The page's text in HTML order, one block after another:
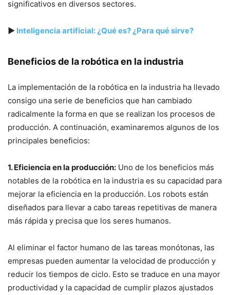
significativos en diversos sectores.
▶ Inteligencia artificial: ¿Qué es? ¿Para qué sirve?
Beneficios de la robótica en la industria
La implementación de la robótica en la industria ha llevado
consigo una serie de beneficios que han cambiado
radicalmente la forma en que se realizan los procesos de
producción. A continuación, examinaremos algunos de los
principales beneficios:
1. Eficiencia en la producción: Uno de los beneficios más
notables de la robótica en la industria es su capacidad para
mejorar la eficiencia en la producción. Los robots están
diseñados para llevar a cabo tareas repetitivas de manera
más rápida y precisa que los seres humanos.
Al eliminar el factor humano de las tareas monótonas, las
empresas pueden aumentar la velocidad de producción y
reducir los tiempos de ciclo. Esto se traduce en una mayor
productividad y la capacidad de cumplir plazos ajustados